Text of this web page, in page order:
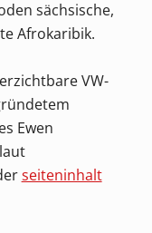
sächsische,
Afrokaribik.
VW-
Ewen
seiteninhalt